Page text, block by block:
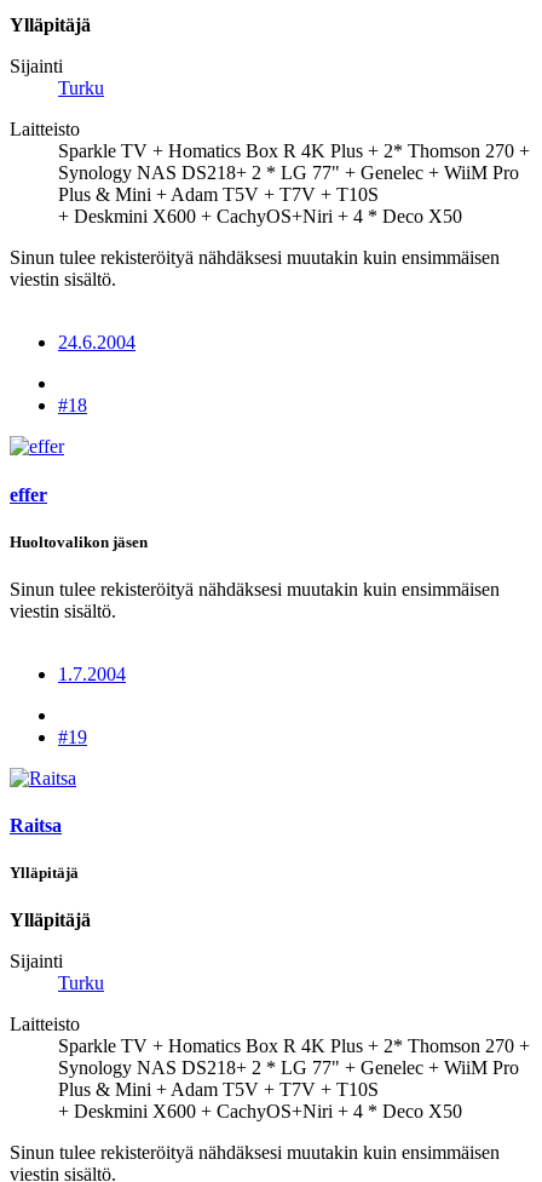
Ylläpitäjä
Sijainti
Turku
Laitteisto
Sparkle TV + Homatics Box R 4K Plus + 2* Thomson 270 +
Synology NAS DS218+ 2 * LG 77" + Genelec + WiiM Pro
Plus & Mini + Adam T5V + T7V + T10S
+ Deskmini X600 + CachyOS+Niri + 4 * Deco X50
Sinun tulee rekisteröityä nähdäksesi muutakin kuin ensimmäisen
viestin sisältö.
24.6.2004
#18
effer
Huoltovalikon jäsen
Sinun tulee rekisteröityä nähdäksesi muutakin kuin ensimmäisen
viestin sisältö.
1.7.2004
#19
Raitsa
Ylläpitäjä
Ylläpitäjä
Sijainti
Turku
Laitteisto
Sparkle TV + Homatics Box R 4K Plus + 2* Thomson 270 +
Synology NAS DS218+ 2 * LG 77" + Genelec + WiiM Pro
Plus & Mini + Adam T5V + T7V + T10S
+ Deskmini X600 + CachyOS+Niri + 4 * Deco X50
Sinun tulee rekisteröityä nähdäksesi muutakin kuin ensimmäisen
viestin sisältö.